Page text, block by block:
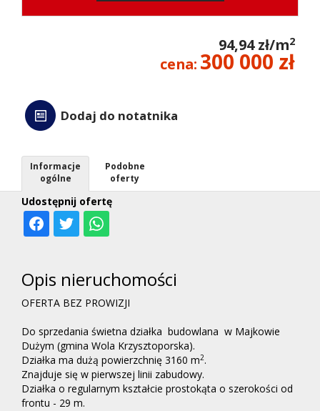
kredyt
94,94 zł/m2
cena: 300 000 zł
Dodaj do notatnika
Udostępnij ofertę
Informacje
ogólne
Podobne
oferty
Opis nieruchomości
OFERTA BEZ PROWIZJI
Do sprzedania świetna działka budowlana w Majkowie
Dużym (gmina Wola Krzysztoporska).
Działka ma dużą powierzchnię 3160 m2.
Znajduje się w pierwszej linii zabudowy.
Działka o regularnym kształcie prostokąta o szerokości od
frontu - 29 m.